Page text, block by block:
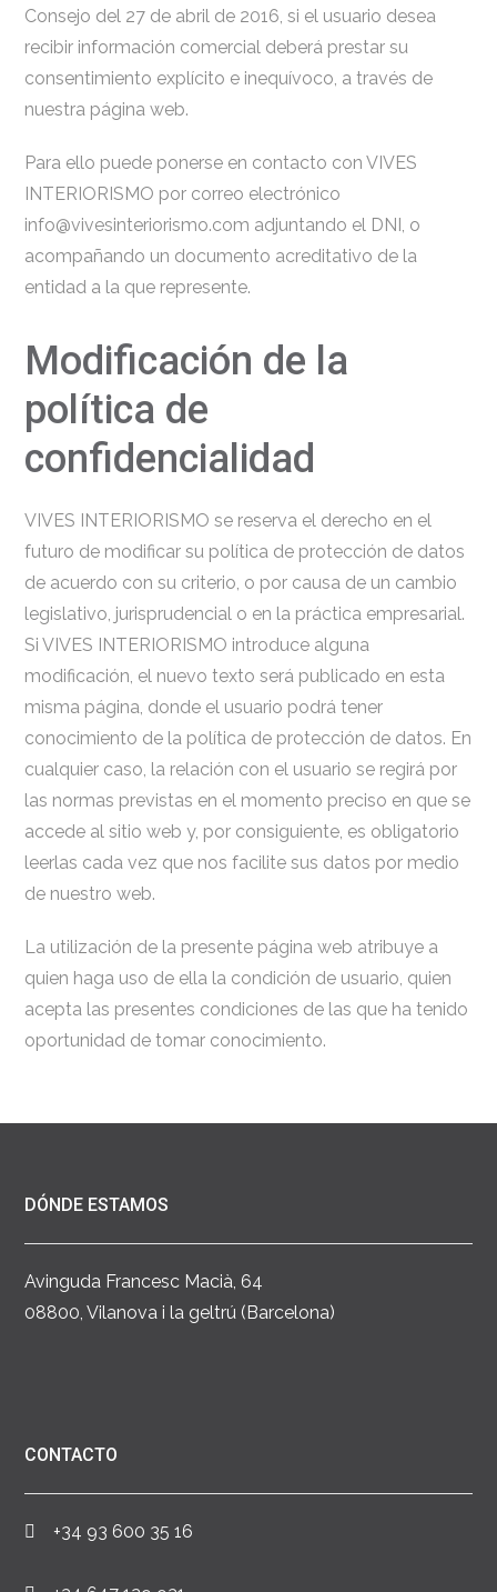
Consejo del 27 de abril de 2016, si el usuario desea
recibir información comercial deberá prestar su
consentimiento explícito e inequívoco, a través de
nuestra página web.
Para ello puede ponerse en contacto con VIVES
INTERIORISMO por correo electrónico
info@vivesinteriorismo.com adjuntando el DNI, o
acompañando un documento acreditativo de la
entidad a la que represente.
Modificación de la
política de
confidencialidad
VIVES INTERIORISMO se reserva el derecho en el
futuro de modificar su política de protección de datos
de acuerdo con su criterio, o por causa de un cambio
legislativo, jurisprudencial o en la práctica empresarial.
Si VIVES INTERIORISMO introduce alguna
modificación, el nuevo texto será publicado en esta
misma página, donde el usuario podrá tener
conocimiento de la política de protección de datos. En
cualquier caso, la relación con el usuario se regirá por
las normas previstas en el momento preciso en que se
accede al sitio web y, por consiguiente, es obligatorio
leerlas cada vez que nos facilite sus datos por medio
de nuestro web.
La utilización de la presente página web atribuye a
quien haga uso de ella la condición de usuario, quien
acepta las presentes condiciones de las que ha tenido
oportunidad de tomar conocimiento.
DÓNDE ESTAMOS
Avinguda Francesc Macià, 64
08800, Vilanova i la geltrú (Barcelona)
CONTACTO
+34 93 600 35 16